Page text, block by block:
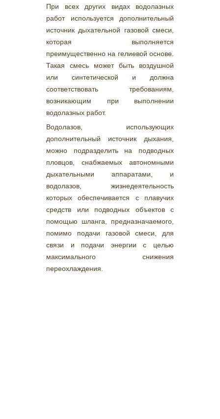
При всех других видах водолазных
работ используется дополнительный
источник дыхательной газовой смеси,
которая выполняется
преимущественно на гелиевой основе.
Такая смесь может быть воздушной
или синтетической и должна
соответствовать требованиям,
возникающим при выполнении
водолазных работ.
Водолазов, использующих
дополнительный источник дыхания,
можно подразделить на подводных
пловцов, снабжаемых автономными
дыхательными аппаратами, и
водолазов, жизнедеятельность
которых обеспечивается с плавучих
средств или подводных объектов с
помощью шланга, предназначаемого,
помимо подачи газовой смеси, для
связи и подачи энергии с целью
максимального снижения
переохлаждения.